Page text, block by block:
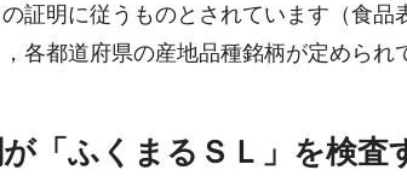
証明に従うものとされています（食
各都道府県の産地品種銘柄が定められ
「ふくまるＳＬ」を検査